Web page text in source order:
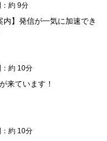
約 9分
内】発信が一気に加速でき
約 10分
来ています！
約 10分